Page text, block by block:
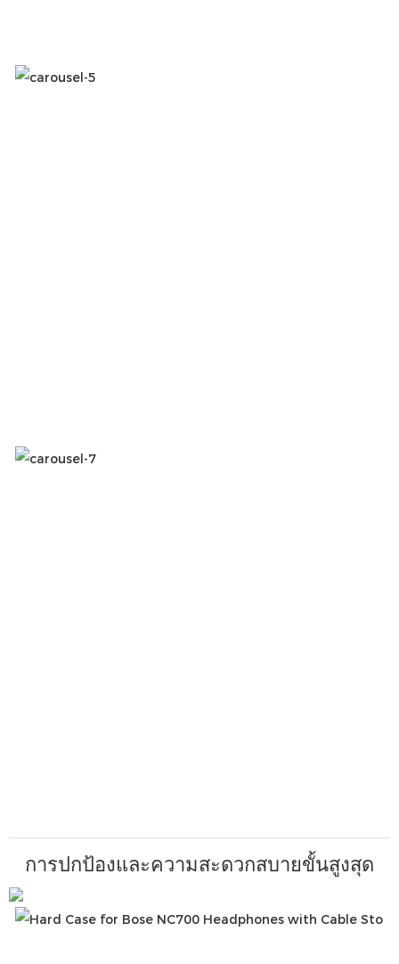
การปกป้องและความสะดวกสบายขั้นสูงสุด